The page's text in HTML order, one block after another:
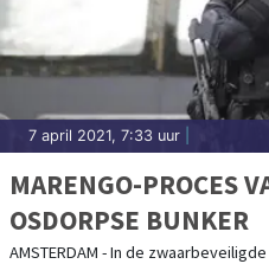
7 april 2021, 7:33 uur
MARENGO-PROCES
OSDORPSE BUNKER
AMSTERDAM - In de